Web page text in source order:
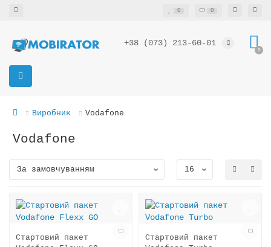
0 0
+38 (073) 213-60-01
0
Виробник Vodafone
Vodafone
Стартовий пакет
Стартовий пакет